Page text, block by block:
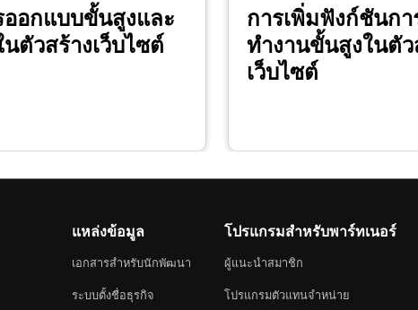
ออกแบบขั้นสูงและ
นตัวสร้างเว็บไซต์
การเพิ่มฟังก์ชันกา
ทำงานขั้นสูงในตัว
เว็บไซต์
แหล่งข้อมูล
เอกสารสำหรับนักพัฒนา
ระบบตั้งชื่อธุรกิจ
โปรแกรมสำหรับพาร์ทเนอร์
ผู้แนะนำสมาชิก
โปรแกรมตัวแทนจำหน่าย